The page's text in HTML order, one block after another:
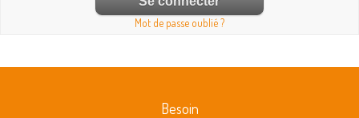
Mot de passe oublié ?
Besoin